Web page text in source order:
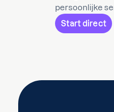
persoonlijke
Start direct